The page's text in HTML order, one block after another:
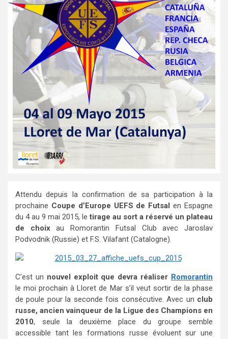
Attendu depuis la confirmation de sa participation à la
prochaine Coupe d’Europe UEFS de Futsal en Espagne
du 4 au 9 mai 2015, letirage au sort a réservé un plateau
de choixau Romorantin Futsal Club avec Jaroslav
Podvodnik (Russie) et F.S. Vilafant (Catalogne).
C’est un nouvel exploit que devra réaliser Romorantin
le moi prochain à Lloret de Mar s’il veut sortir de la phase
de poule pour la seconde fois consécutive. Avec un club
russe, ancien vainqueur de la Ligue des Champions en
2010, seule la deuxième place du groupe semble
accessible tant les formations russe évoluent sur une